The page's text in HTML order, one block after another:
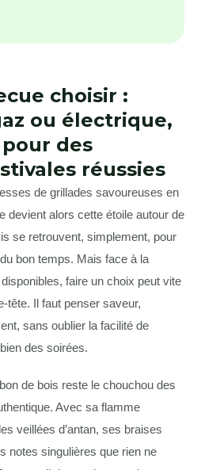
choisir :
ou électrique,
pour des
réussies
de grillades savoureuses en
devient alors cette étoile autour de
se retrouvent, simplement, pour
bon temps. Mais face à la
faire un choix peut vite
tête. Il faut penser saveur,
sans oublier la facilité de
des soirées.
de bois reste le chouchou des
Avec sa flamme
veillées d’antan, ses braises
notes singulières que rien ne